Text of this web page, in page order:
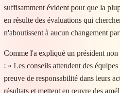
suffisamment évident pour que la
en résulte des évaluations qui
n'aboutissent à aucun changement
Comme l'a expliqué un président
: « Les conseils attendent des
preuve de responsabilité dans leurs
résultats et mettent en œuvre des